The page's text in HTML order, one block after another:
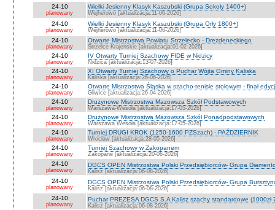
24-10
planowany
Wielki Jesienny Klasyk Kaszubski (Grupa Sokoły 1400+)
Wejherowo [aktualizacja:11-06-2026]
24-10
planowany
Wielki Jesienny Klasyk Kaszubski (Grupa Orły 1800+)
Wejherowo [aktualizacja:11-06-2026]
24-10
planowany
Otwarte Mistrzostwa Powiatu Strzelecko - Drezdeneckiego
Strzelce Krajeńskie [aktualizacja:01-02-2026]
24-10
planowany
IV Otwarty Turniej Szachowy FIDE w Nidzicy
Nidzica [aktualizacja:13-07-2026]
24-10
planowany
XI Otwarty Turniej Szachowy o Puchar Wójta Gminy Kaliska
Kaliska [aktualizacja:26-06-2026]
24-10
planowany
Otwarte Mistrzostwa Śląska w szacho-tenisie stołowym - finał
Gliwice [aktualizacja:26-04-2026]
24-10
planowany
Drużynowe Mistrzostwa Mazowsza Szkół Podstawowych
Warszawa-Wesoła [aktualizacja:17-05-2026]
24-10
planowany
Drużynowe Mistrzostwa Mazowsza Szkół Ponadpodstawowych
Warszawa Wesoła [aktualizacja:17-05-2026]
24-10
planowany
Turniej DRUGI KROK (1250-1600 PZSzach) - PAŹDZIERNIK
Wrocław [aktualizacja:28-05-2026]
24-10
planowany
Turniej Szachowy w Zakopanem
Zakopane [aktualizacja:20-06-2026]
24-10
planowany
DGCS OPEN Mistrzostwa Polski Przedsiębiorców- Grupa
Kalisz [aktualizacja:06-08-2026]
24-10
planowany
DGCS OPEN Mistrzostwa Polski Przedsiębiorców- Grupa
Kalisz [aktualizacja:06-08-2026]
24-10
planowany
Puchar PREZESA DGCS S.A Kalisz szachy standardowe (1000zł
Kalisz [aktualizacja:06-08-2026]